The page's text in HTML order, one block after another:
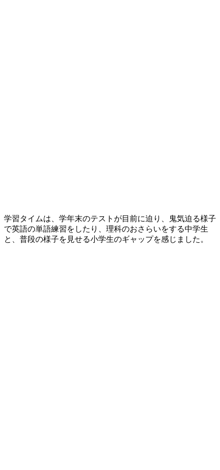
学習タイムは、学年末のテストが目前に迫り、鬼気迫る様子
で英語の単語練習をしたり、理科のおさらいをする中学生
と、普段の様子を見せる小学生のギャップを感じました。